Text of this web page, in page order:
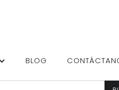
BLOG